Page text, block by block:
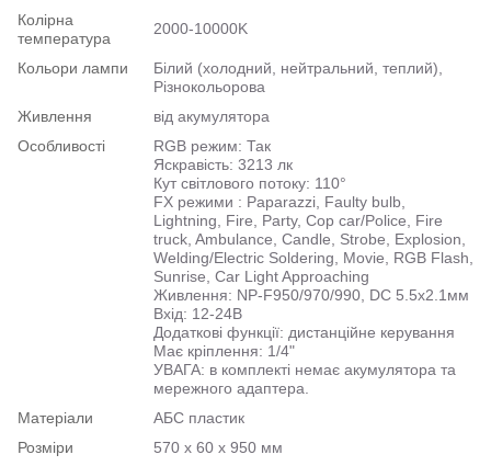
Колірна
температура
2000-10000K
Кольори лампи
Білий (холодний, нейтральний, теплий),
Різнокольорова
Живлення
від акумулятора
Особливості
RGB режим: Так
Яскравість: 3213 лк
Кут світлового потоку: 110°
FX режими : Paparazzi, Faulty bulb,
Lightning, Fire, Party, Cop car/Police, Fire
truck, Ambulance, Candle, Strobe, Explosion,
Welding/Electric Soldering, Movie, RGB Flash,
Sunrise, Car Light Approaching
Живлення: NP-F950/970/990, DC 5.5x2.1мм
Вхід: 12-24В
Додаткові функції: дистанційне керування
Має кріплення: 1/4"
УВАГА: в комплекті немає акумулятора та
мережного адаптера.
Матеріали
АБС пластик
Розміри
570 х 60 х 950 мм